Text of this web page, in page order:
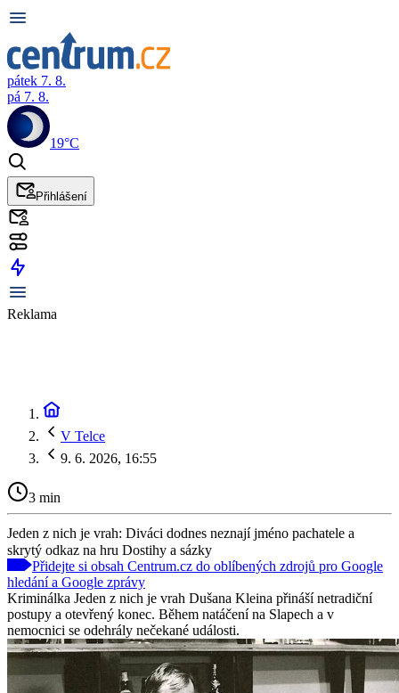
pátek 7. 8.
pá 7. 8.
19°C
Přihlášení
Reklama
V Telce
9. 6. 2026, 16:55
3 min
Jeden z nich je vrah: Diváci dodnes neznají jméno pachatele a
skrytý odkaz na hru Dostihy a sázky
Přidejte si obsah Centrum.cz do oblíbených zdrojů pro Google
hledání a Google zprávy
Kriminálka Jeden z nich je vrah Dušana Kleina přináší netradiční
postupy a otevřený konec. Během natáčení na Slapech a v
nemocnici se odehrály nečekané události.